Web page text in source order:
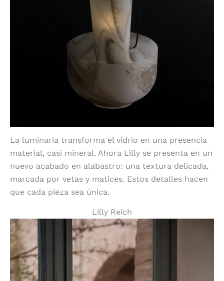
La luminaria transforma el vidrio en una presencia
material, casi mineral. Ahora Lilly se presenta en un
nuevo acabado en alabastro: una textura delicada,
marcada por vetas y matices. Estos detalles hacen
que cada pieza sea única.
Lilly Reich